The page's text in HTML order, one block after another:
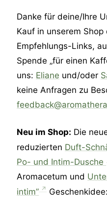
Danke für deine/Ihre
Kauf in unserem
Empfehlungs-Links,
Spende „für einen
uns: Eliane und/oder
keine Anfragen zu
Neu im Shop: Die
reduzierten Duft-
Po- und Intim-Dusche
Aromacetum und
intim”